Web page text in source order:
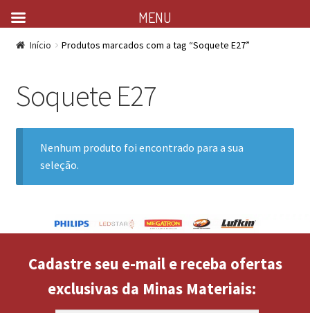
Início Produtos marcados com a tag “Soquete E27”
Soquete E27
Nenhum produto foi encontrado para a sua
seleção.
Cadastre seu e-mail e receba ofertas
exclusivas da Minas Materiais:
MENU